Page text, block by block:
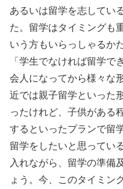
あるいは留学を志してい
た。留学はタイミングも
いう方もいらっしゃるか
「学生でなければ留学で
会人になってから様々な
近では親子留学といった
ったけれど、子供がある
するといったプランで留
留学をしたいと思ってい
入れながら、留学の準備
ょう。今、このタイミン